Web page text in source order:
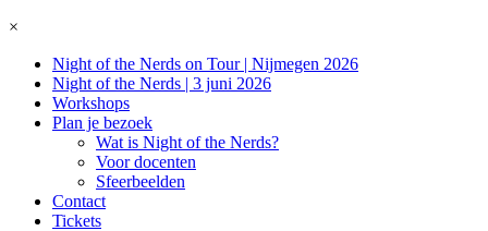
×
Night of the Nerds on Tour | Nijmegen 2026
Night of the Nerds | 3 juni 2026
Workshops
Plan je bezoek
Wat is Night of the Nerds?
Voor docenten
Sfeerbeelden
Contact
Tickets